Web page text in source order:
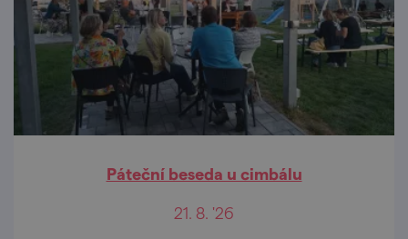
Páteční beseda u cimbálu
21. 8. '26